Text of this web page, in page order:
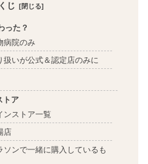
じ
った？
病院のみ
扱いが公式＆認定店のみに
トア
ンストア一覧
店
ソンで一緒に購入しているも